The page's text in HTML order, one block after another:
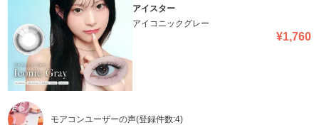
アイスター
アイコニックグレー
¥1,760
モアコンユーザーの声(登録件数:4)